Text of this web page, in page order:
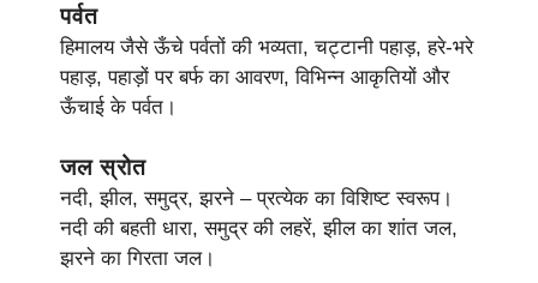
पर्वत
हिमालय जैसे ऊँचे पर्वतों की भव्यता, चट्टानी पहाड़, हरे-भरे
पहाड़, पहाड़ों पर बर्फ का आवरण, विभिन्न आकृतियों और
ऊँचाई के पर्वत।
जल स्रोत
नदी, झील, समुद्र, झरने – प्रत्येक का विशिष्ट स्वरूप।
नदी की बहती धारा, समुद्र की लहरें, झील का शांत जल,
झरने का गिरता जल।